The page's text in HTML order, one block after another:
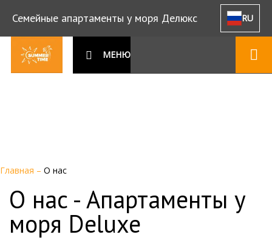
Семейные апартаменты у моря Делюкс RU
МЕНЮ
Главная – О нас
О нас - Апартаменты у
моря Deluxe